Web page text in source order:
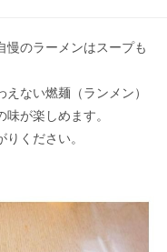
慢のラーメンはスープも
ない燃麺（ランメン）
が楽しめます。
ください。